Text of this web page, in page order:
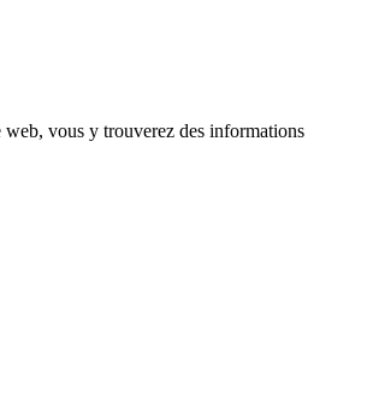
web, vous y trouverez des informations